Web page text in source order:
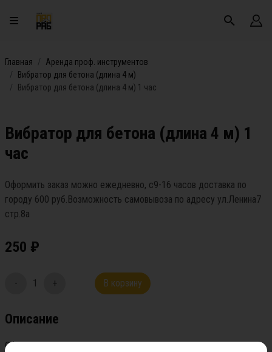
Главная
Аренда проф. инструментов
Вибратор для бетона (длина 4 м)
Вибратор для бетона (длина 4 м) 1 час
Вибратор для бетона (длина 4 м) 1
час
Оформить заказ можно ежедневно, с9-16 часов доставка по
городу 600 руб.Возможность самовывоза по адресу ул.Ленина7
стр.8а
250 ₽
- 1 + В корзину
Описание
Оформить заказ можно ежедневно, с9-16 часов доставка по